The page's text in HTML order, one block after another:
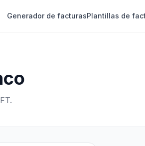
Generador de facturasPlantillas de